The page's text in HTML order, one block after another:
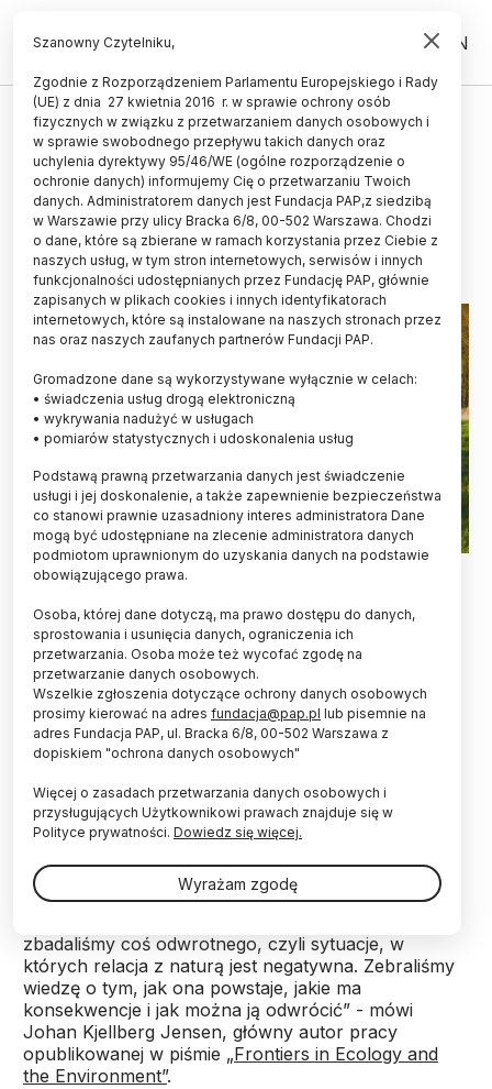
PL EN
ŚWIAT
Niektórzy ludzie czują wstręt do
przyrody
13.12.2025
aktualizacja: 13.12.2025
2 minuty czytania
Fot. Adobe Stock
Coraz więcej osób odczuwa wobec przyrody
negatywne emocje, takie jak strach, dyskomfort,
a nawet obrzydzenie. To m.in. efekt urbanizacji –
zauważają eksperci.
Naukowcy z Uniwersytetu z Lund (Szwecja)
donoszą, że coraz więcej ludzi odczuwa niechęć do
przyrody. Osoby takie, zamiast zadowolenia z
kontaktu z naturą, czują raczej lęk, dyskomfort, a
nawet obrzydzenie.
„Nauka od dawna zakładała, że ludzie zasadniczo
zbadaliśmy coś odwrotnego, czyli sytuacje, w
których relacja z naturą jest negatywna. Zebraliśmy
wiedzę o tym, jak ona powstaje, jakie ma
konsekwencje i jak można ją odwrócić” - mówi
Johan Kjellberg Jensen, główny autor pracy
opublikowanej w piśmie „Frontiers in Ecology and
the Environment”.
Szanowny Czytelniku,
Zgodnie z Rozporządzeniem Parlamentu Europejskiego i Rady
(UE) z dnia 27 kwietnia 2016 r. w sprawie ochrony osób
fizycznych w związku z przetwarzaniem danych osobowych i
w sprawie swobodnego przepływu takich danych oraz
uchylenia dyrektywy 95/46/WE (ogólne rozporządzenie o
ochronie danych) informujemy Cię o przetwarzaniu Twoich
danych. Administratorem danych jest Fundacja PAP,z siedzibą
w Warszawie przy ulicy Bracka 6/8, 00-502 Warszawa. Chodzi
o dane, które są zbierane w ramach korzystania przez Ciebie z
naszych usług, w tym stron internetowych, serwisów i innych
funkcjonalności udostępnianych przez Fundację PAP, głównie
zapisanych w plikach cookies i innych identyfikatorach
internetowych, które są instalowane na naszych stronach przez
nas oraz naszych zaufanych partnerów Fundacji PAP.
Gromadzone dane są wykorzystywane wyłącznie w celach:
• świadczenia usług drogą elektroniczną
• wykrywania nadużyć w usługach
• pomiarów statystycznych i udoskonalenia usług
Podstawą prawną przetwarzania danych jest świadczenie
usługi i jej doskonalenie, a także zapewnienie bezpieczeństwa
co stanowi prawnie uzasadniony interes administratora Dane
mogą być udostępniane na zlecenie administratora danych
podmiotom uprawnionym do uzyskania danych na podstawie
obowiązującego prawa.
Osoba, której dane dotyczą, ma prawo dostępu do danych,
sprostowania i usunięcia danych, ograniczenia ich
przetwarzania. Osoba może też wycofać zgodę na
przetwarzanie danych osobowych.
Wszelkie zgłoszenia dotyczące ochrony danych osobowych
prosimy kierować na adres fundacja@pap.pl lub pisemnie na
adres Fundacja PAP, ul. Bracka 6/8, 00-502 Warszawa z
dopiskiem "ochrona danych osobowych"
Więcej o zasadach przetwarzania danych osobowych i
przysługujących Użytkownikowi prawach znajduje się w
Polityce prywatności. Dowiedz się więcej.
Wyrażam zgodę